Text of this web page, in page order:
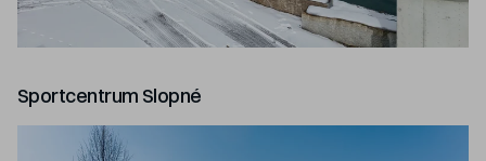
Sportcentrum Slopné